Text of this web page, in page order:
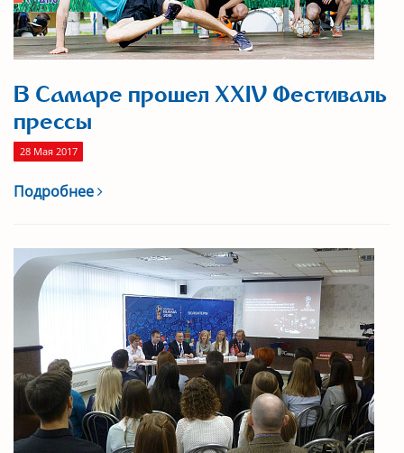
В Самаре прошел XXIV Фестиваль
прессы
28 Мая 2017
Подробнее